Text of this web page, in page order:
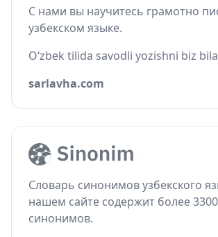
С нами вы научитесь грамотно
узбекском языке.
O‘zbek tilida savodli yozishni biz
sarlavha.com
Словарь синонимов узбекского
нашем сайте содержит более
синонимов.